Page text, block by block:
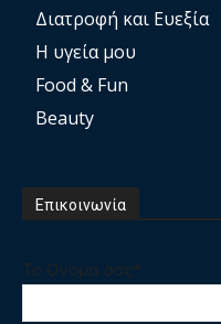
Διατροφή και Ευεξία
Η υγεία μου
Food & Fun
Beauty
Επικοινωνία
Το Ονομα σας*